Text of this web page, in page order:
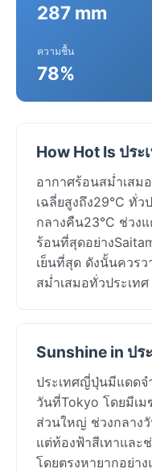
287 mm
ความชื้น
78%
How Hot Is ปร
อากาศร้อนสม่ำเสม
เฉลี่ยสูงถึง29°C ทั่
กลางคืน23°C ช่วง
ร้อนที่สุดอย่าง
เย็นที่สุด ดังนั้นควร
สม่ำเสมอทั่วประเทศ
Sunshine in ป
ประเทศญี่ปุ่นมีแดดจ
วันที่Tokyo โดยมีเ
ส่วนใหญ่ ช่วงกลาง
แต่ท้องฟ้าสีเทาและ
โดยตรงหายากอย่า